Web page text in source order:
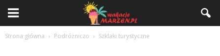
Strona główna Podróżniczo Szklaki turystyczne